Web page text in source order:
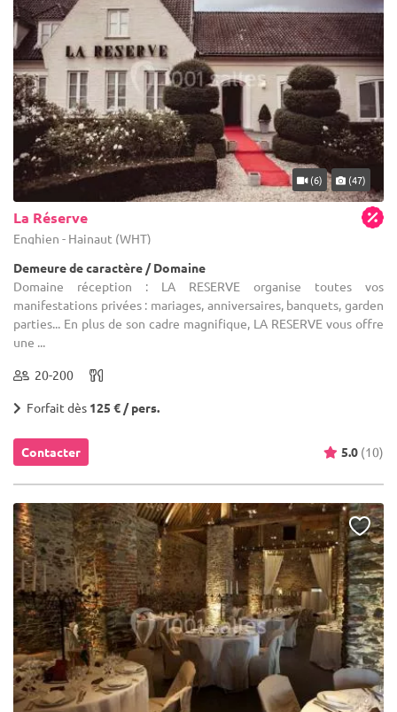
(6) (47)
La Réserve
Enghien - Hainaut (WHT)
Demeure de caractère / Domaine
Domaine réception : LA RESERVE organise toutes vos
manifestations privées : mariages, anniversaires, banquets, garden
parties... En plus de son cadre magnifique, LA RESERVE vous offre
une ...
20-200
Forfait dès 125 € / pers.
Contacter 5.0 (10)